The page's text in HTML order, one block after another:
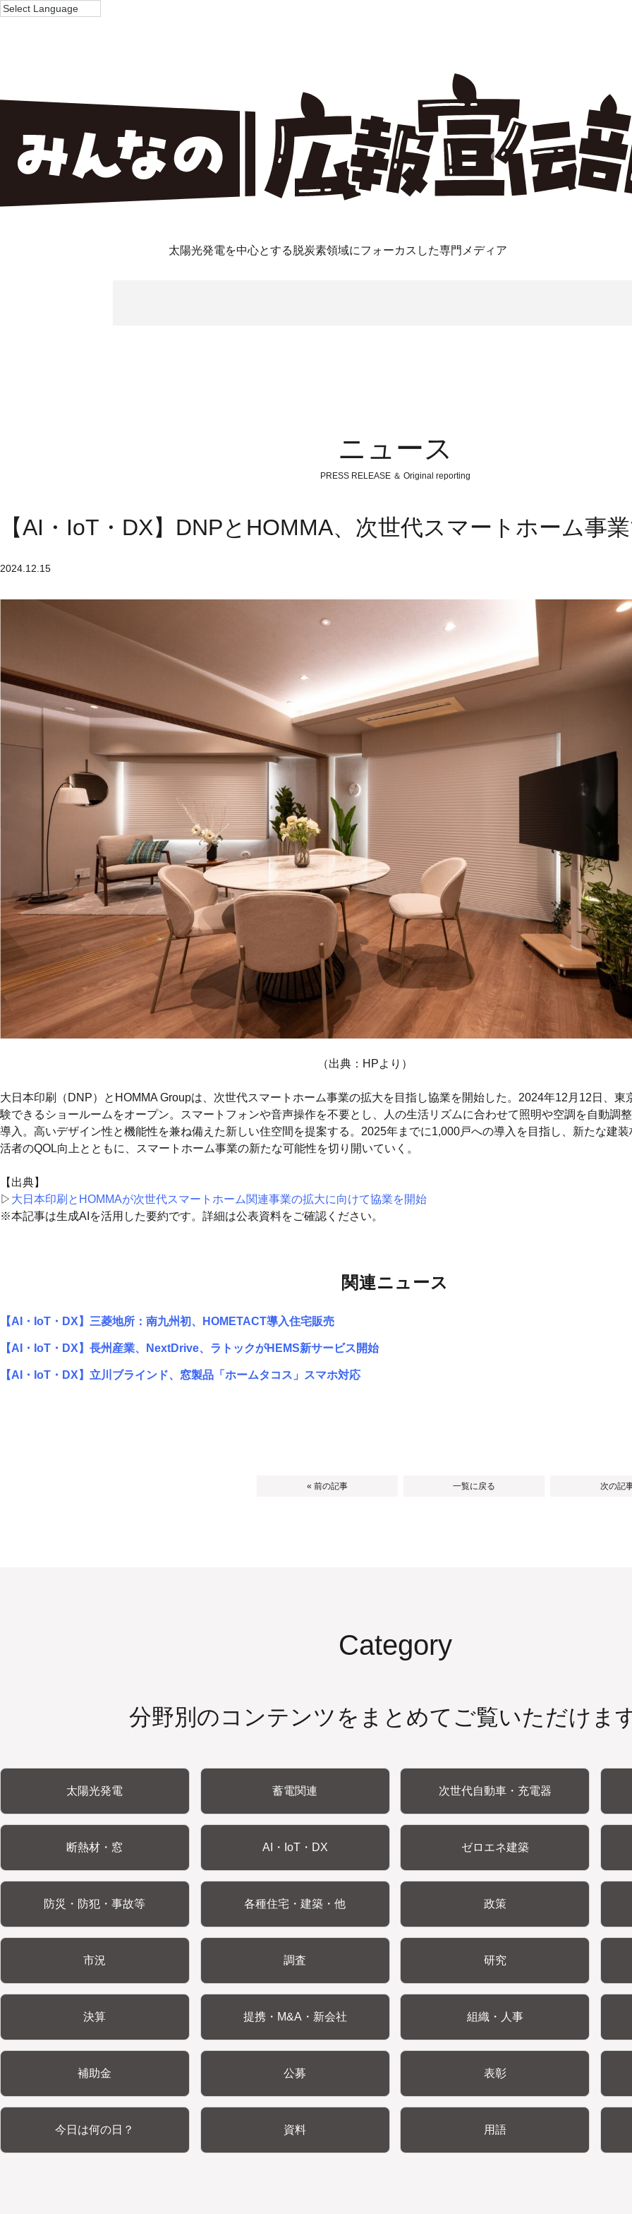
太陽光発電を中心とする脱炭素領域にフォーカスした専門メディア
ニュース
PRESS RELEASE ＆ Original reporting
【AI・IoT・DX】DNPとHOMMA、次世代スマートホーム事
2024.12.15
（出典：HPより）
大日本印刷（DNP）とHOMMA Groupは、次世代スマートホーム事業の拡大を目指し協業を開始した。2024年12月12日、東
験できるショールームをオープン。スマートフォンや音声操作を不要とし、人の生活リズムに合わせて照明や空調を自動調
導入。高いデザイン性と機能性を兼ね備えた新しい住空間を提案する。2025年までに1,000戸への導入を目指し、新たな建
活者のQOL向上とともに、スマートホーム事業の新たな可能性を切り開いていく。
【出典】
▷ 大日本印刷とHOMMAが次世代スマートホーム関連事業の拡大に向けて協業を開始
※本記事は生成AIを活用した要約です。詳細は公表資料をご確認ください。
関連ニュース
【AI・IoT・DX】三菱地所：南九州初、HOMETACT導入住宅販売
【AI・IoT・DX】長州産業、NextDrive、ラトックがHEMS新サービス開始
【AI・IoT・DX】立川ブラインド、窓製品「ホームタコス」スマホ対応
« 前の記事 一覧に戻る 次の記
Category
分野別のコンテンツをまとめてご覧いただけま
太陽光発電 蓄電関連 次世代自動車・充電器
断熱材・窓 AI・IoT・DX ゼロエネ建築
防災・防犯・事故等 各種住宅・建築・他 政策
市況 調査 研究
決算 提携・M&A・新会社 組織・人事
補助金 公募 表彰
今日は何の日？ 資料 用語